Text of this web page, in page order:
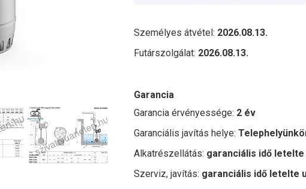
Személyes átvétel: 2026.08.13.
Futárszolgálat: 2026.08.13.
Garancia
Garancia érvényessége: 2 év
Garanciális javítás helye:
Alkatrészellátás: garanciális idő letelte
Szerviz, javítás: garanciális idő letelte